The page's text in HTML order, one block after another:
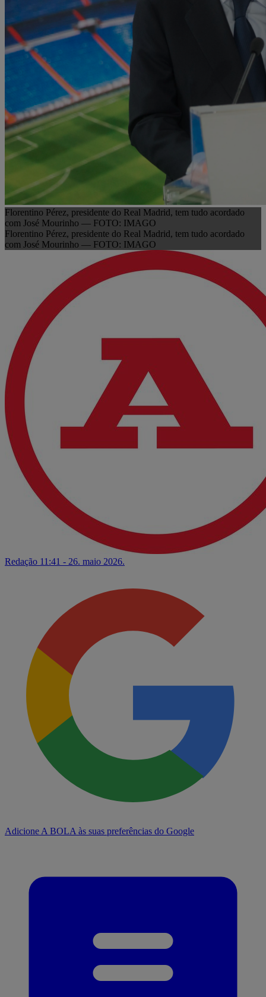
Florentino Pérez, presidente do Real Madrid, tem tudo acordado
com José Mourinho — FOTO: IMAGO
Florentino Pérez, presidente do Real Madrid, tem tudo acordado
com José Mourinho — FOTO: IMAGO
Redação 11:41 - 26. maio 2026.
Adicione A BOLA às suas preferências do Google